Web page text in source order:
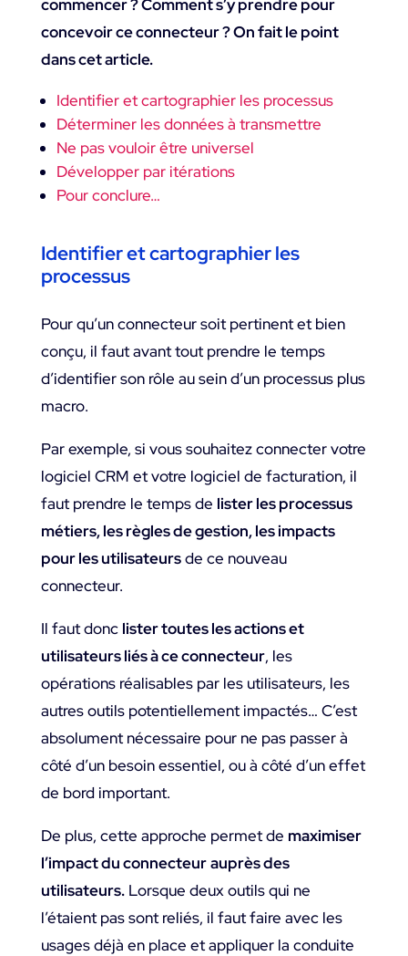
commencer ? Comment s’y prendre pour
concevoir ce connecteur ? On fait le point
dans cet article.
Identifier et cartographier les processus
Déterminer les données à transmettre
Ne pas vouloir être universel
Développer par itérations
Pour conclure…
Identifier et cartographier les
processus
Pour qu’un connecteur soit pertinent et bien
conçu, il faut avant tout prendre le temps
d’identifier son rôle au sein d’un processus plus
macro.
Par exemple, si vous souhaitez connecter votre
logiciel CRM et votre logiciel de facturation, il
faut prendre le temps de lister les processus
métiers, les règles de gestion, les impacts
pour les utilisateursde ce nouveau
connecteur.
Il faut donc lister toutes les actions et
utilisateurs liés à ce connecteur, les
opérations réalisables par les utilisateurs, les
autres outils potentiellement impactés… C’est
absolument nécessaire pour ne pas passer à
côté d’un besoin essentiel, ou à côté d’un effet
de bord important.
De plus, cette approche permet de maximiser
l’impact du connecteurauprès des
utilisateurs.Lorsque deux outils qui ne
l’étaient pas sont reliés, il faut faire avec les
usages déjà en place et appliquer la conduite